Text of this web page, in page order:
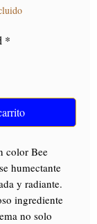
*
color Bee
humectante
y radiante.
ingrediente
no solo